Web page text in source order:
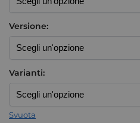
Versione:
Varianti:
Svuota